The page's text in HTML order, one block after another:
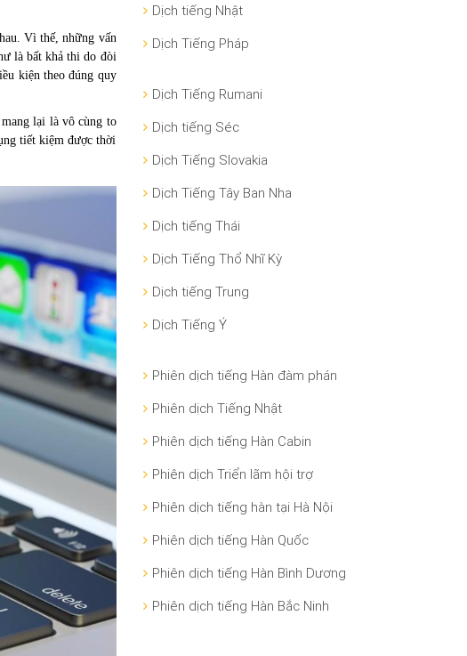
Vì thế, những vấn
là bất khả thi do đòi
kiện theo đúng quy
lại là vô cùng to
tiết kiệm được thời
Dịch tiếng Nhật
Dịch Tiếng Pháp
Dịch Tiếng Rumani
Dịch tiếng Séc
Dịch Tiếng Slovakia
Dịch Tiếng Tây Ban Nha
Dịch tiếng Thái
Dịch Tiếng Thổ Nhĩ Kỳ
Dịch tiếng Trung
Dịch Tiếng Ý
Phiên dịch tiếng Hàn đàm phán
Phiên dịch Tiếng Nhật
Phiên dịch tiếng Hàn Cabin
Phiên dịch Triển lãm hội trợ
Phiên dịch tiếng hàn tại Hà Nội
Phiên dịch tiếng Hàn Quốc
Phiên dịch tiếng Hàn Bình Dương
Phiên dịch tiếng Hàn Bắc Ninh